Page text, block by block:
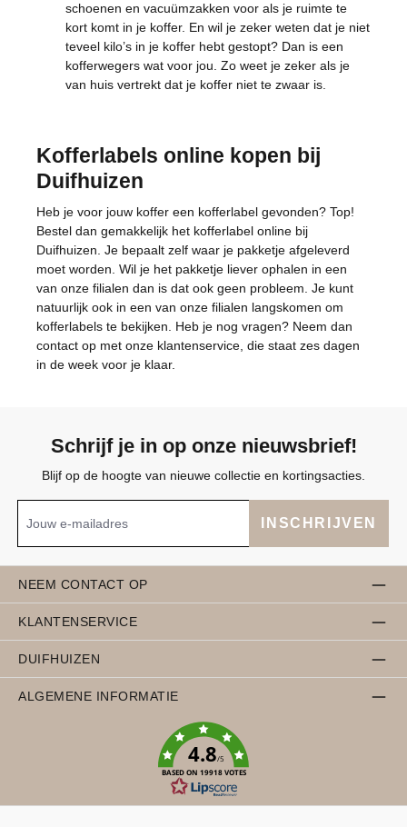
schoenen en vacuümzakken voor als je ruimte te
kort komt in je koffer. En wil je zeker weten dat je niet
teveel kilo’s in je koffer hebt gestopt? Dan is een
kofferwegers wat voor jou. Zo weet je zeker als je
van huis vertrekt dat je koffer niet te zwaar is.
Kofferlabels online kopen bij
Duifhuizen
Heb je voor jouw koffer een kofferlabel gevonden? Top!
Bestel dan gemakkelijk het kofferlabel online bij
Duifhuizen. Je bepaalt zelf waar je pakketje afgeleverd
moet worden. Wil je het pakketje liever ophalen in een
van onze filialen dan is dat ook geen probleem. Je kunt
natuurlijk ook in een van onze filialen langskomen om
kofferlabels te bekijken. Heb je nog vragen? Neem dan
contact op met onze klantenservice, die staat zes dagen
in de week voor je klaar.
Schrijf je in op onze nieuwsbrief!
Blijf op de hoogte van nieuwe collectie en kortingsacties.
INSCHRIJVEN
NEEM CONTACT OP
KLANTENSERVICE
DUIFHUIZEN
ALGEMENE INFORMATIE
4.8/5
BASED ON 19918 VOTES